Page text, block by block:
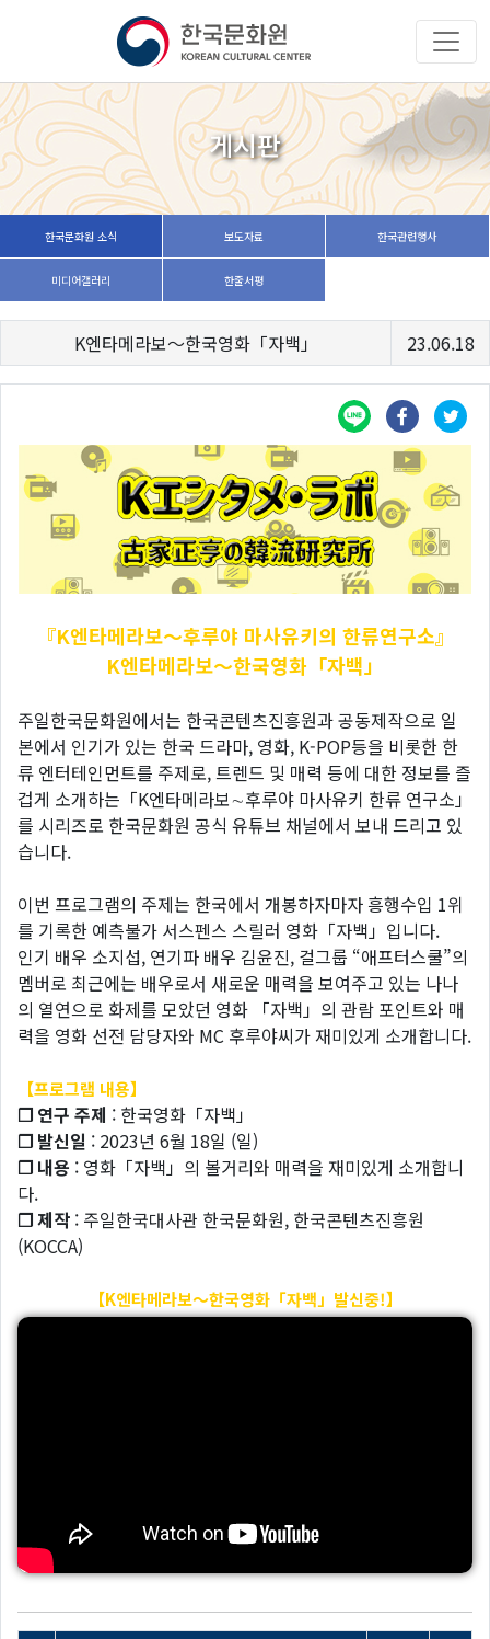
게시판
한국문화원 소식 보도자료 한국관련행사
미디어갤러리 한줄서평
K엔타메라보～한국영화「자백」 23.06.18
『K엔타메라보～후루야 마사유키의 한류연구소』
K엔타메라보～한국영화「자백」
주일한국문화원에서는 한국콘텐츠진흥원과 공동제작으로 일
본에서 인기가 있는 한국 드라마, 영화, K-POP등을 비롯한 한
류 엔터테인먼트를 주제로, 트렌드 및 매력 등에 대한 정보를 즐
겁게 소개하는「K엔타메라보∼후루야 마사유키 한류 연구소」
를 시리즈로 한국문화원 공식 유튜브 채널에서 보내 드리고 있
습니다.
이번 프로그램의 주제는 한국에서 개봉하자마자 흥행수입 1위
를 기록한 예측불가 서스펜스 스릴러 영화「자백」입니다.
인기 배우 소지섭, 연기파 배우 김윤진, 걸그룹 “애프터스쿨”의
멤버로 최근에는 배우로서 새로운 매력을 보여주고 있는 나나
의 열연으로 화제를 모았던 영화 「자백」의 관람 포인트와 매
력을 영화 선전 담당자와 MC 후루야씨가 재미있게 소개합니다.
【프로그램 내용】
❐ 연구 주제 : 한국영화「자백」
❐ 발신일 : 2023년 6월 18일 (일)
❐ 내용 : 영화「자백」의 볼거리와 매력을 재미있게 소개합니
다.
❐ 제작 : 주일한국대사관 한국문화원, 한국콘텐츠진흥원
(KOCCA)
【K엔타메라보～한국영화「자백」발신중!】